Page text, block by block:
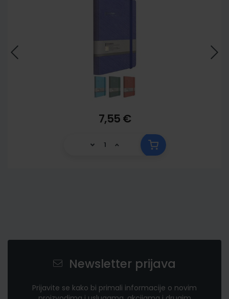
7,55 €
Newsletter prijava
Prijavite se kako bi primali informacije o novim